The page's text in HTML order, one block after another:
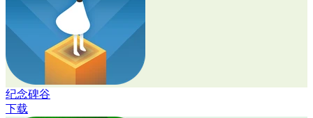
纪念碑谷
下载